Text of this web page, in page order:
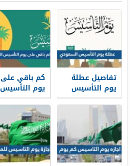
تفاصيل عطلة
يوم التأسيس
السعودي 2025
كم باقي على
يوم التأسيس
السعودي 2025